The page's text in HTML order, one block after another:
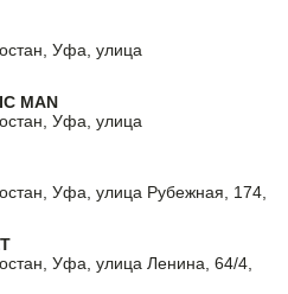
Уфа, улица
MAN
Уфа, улица
Уфа, улица Рубежная, 174,
Уфа, улица Ленина, 64/4,